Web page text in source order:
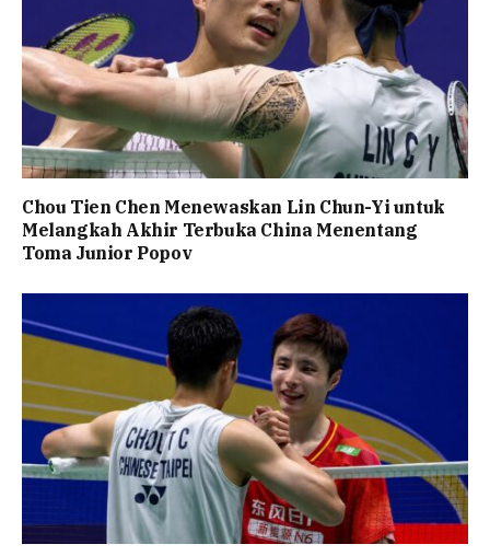
Chou Tien Chen Menewaskan Lin Chun-Yi untuk
Melangkah Akhir Terbuka China Menentang
Toma Junior Popov